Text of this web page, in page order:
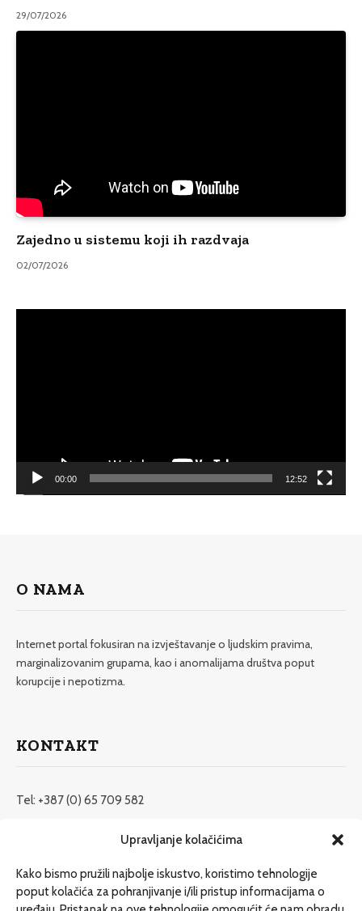
Upravljanje kolačićima
Kako bismo pružili najbolje iskustvo, koristimo tehnologije
poput kolačića za pohranjivanje i/ili pristup informacijama o
29/07/2026
Zajedno u sistemu koji ih razdvaja
02/07/2026
00:00 12:52
O NAMA
Internet portal fokusiran na izvještavanje o ljudskim pravima,
marginalizovanim grupama, kao i anomalijama društva poput
korupcije i nepotizma.
KONTAKT
Tel: +387 (0) 65 709 582
redakcija@etrafika.net